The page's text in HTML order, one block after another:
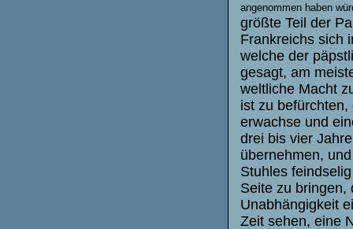
angenommen haben
größte Teil der
Frankreichs sich
welche der
gesagt, am
weltliche Macht
ist zu
erwachse und
drei bis vier
übernehmen,
Stuhles
Seite zu bringen,
Unabhängigkeit
Zeit sehen, eine